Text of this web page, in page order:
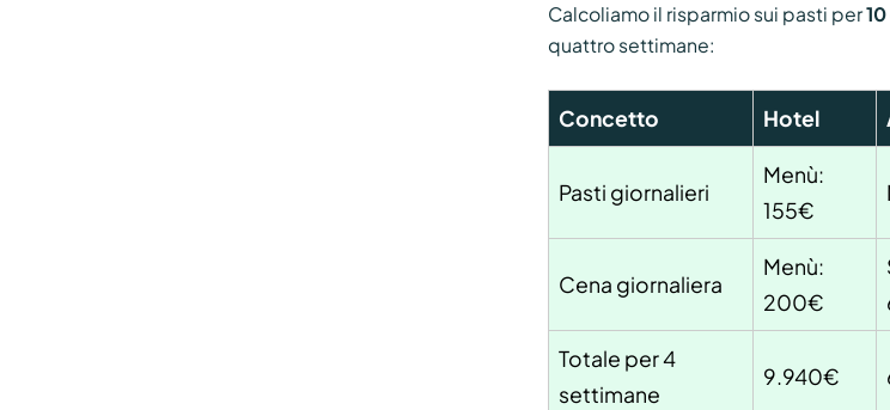
Calcoliamo il risparmio sui pasti per
quattro settimane:
Concetto Hotel
Pasti giornalieri
Menù:
155€
Cena giornaliera
Menù:
200€
Totale per 4
settimane
9.940€